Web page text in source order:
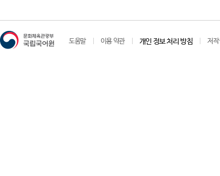
도움말 이용 약관 개인 정보 처리 방침 저